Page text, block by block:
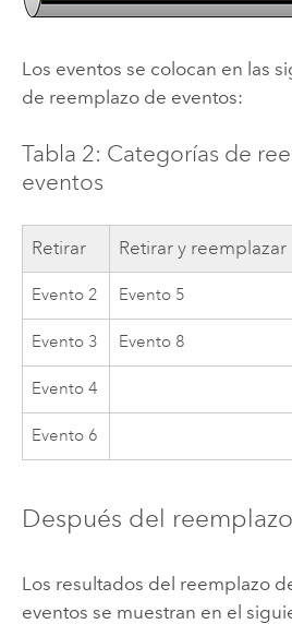
Los eventos se colocan en las
de reemplazo de eventos:
Tabla 2: Categorías de
eventos
Retirar Retirar y reemplazar
Evento 2 Evento 5
Evento 3 Evento 8
Evento 4
Evento 6
Después del
Los resultados del reemplazo
eventos se muestran en el